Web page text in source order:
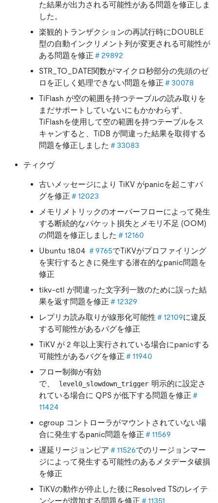
た結果が出力される可能性がある問題を修正しま
した。
楽観的トランザクションの再試行時にDOUBLE
型の自動インクリメント列が変更される可能性が
ある問題を修正 ＃29892
STR_TO_DATE関数がマイクロ秒部分の先頭のゼ
ロを正しく処理できない問題を修正 ＃30078
TiFlash が空の範囲を持つテーブルの読み取りを
まだサポートしていないにもかかわらず、
TiFlashを使用して空の範囲を持つテーブルをス
キャンすると、TiDB が間違った結果を取得する
問題を修正しました ＃33083
ティクヴ
古いメッセージにより TiKV がpanicを起こすバ
グを修正 ＃12023
メモリメトリックのオーバーフローによって発生
する断続的なパケット損失とメモリ不足 (OOM)
の問題を修正しました ＃12160
Ubuntu 18.04 ＃9765でTiKVがプロファイリング
を実行するときに発生する潜在的なpanic問題を
修正
tikv-ctl が間違った文字列一致のために誤った結
果を返す問題を修正 ＃12329
レプリカ読み取りが線形化可能性 ＃12109に違反
する可能性があるバグを修正
TiKV が 2 年以上実行されている場合にpanicする
可能性があるバグを修正 ＃11940
フロー制御が有効
で、
level0_slowdown_trigger 明示的に設定さ
れている場合に QPS が低下する問題を修正 ＃
11424
cgroup コントローラがマウントされていない場
合に発生するpanic問題を修正 ＃11569
遅延リージョンピア ＃11526でのリージョンマー
ジによって発生する可能性のあるメタデータ破損
を修正
TiKVの動作が停止した後にResolved TSのレイテ
ンシーが増加する問題を修正 ＃11351